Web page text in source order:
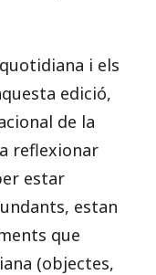
i els
edició,
de la
reflexionar
estar
estan
que
(objectes,